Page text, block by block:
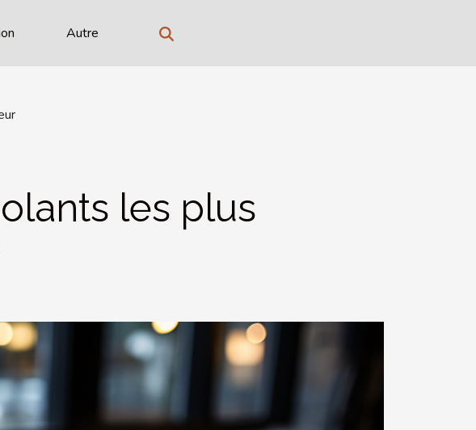
Autre
les plus